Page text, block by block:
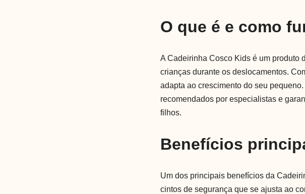
O que é e como
A Cadeirinha Cosco Kids é um produto
crianças durante os deslocamentos.
adapta ao crescimento do seu
recomendados por especialistas e
filhos.
Benefícios
Um dos principais benefícios da
cintos de segurança que se ajusta ao